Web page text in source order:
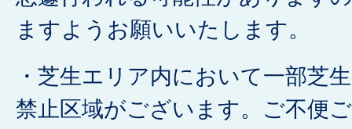
ますようお願いいたします。
・芝生エリア内において一部芝
禁止区域がございます。ご不便